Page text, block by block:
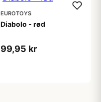
EUROTOYS
Diabolo - rød
99,95 kr